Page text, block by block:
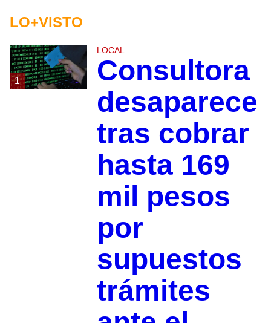
LO+VISTO
1
LOCAL
Consultora
desaparece
tras cobrar
hasta 169
mil pesos
por
supuestos
trámites